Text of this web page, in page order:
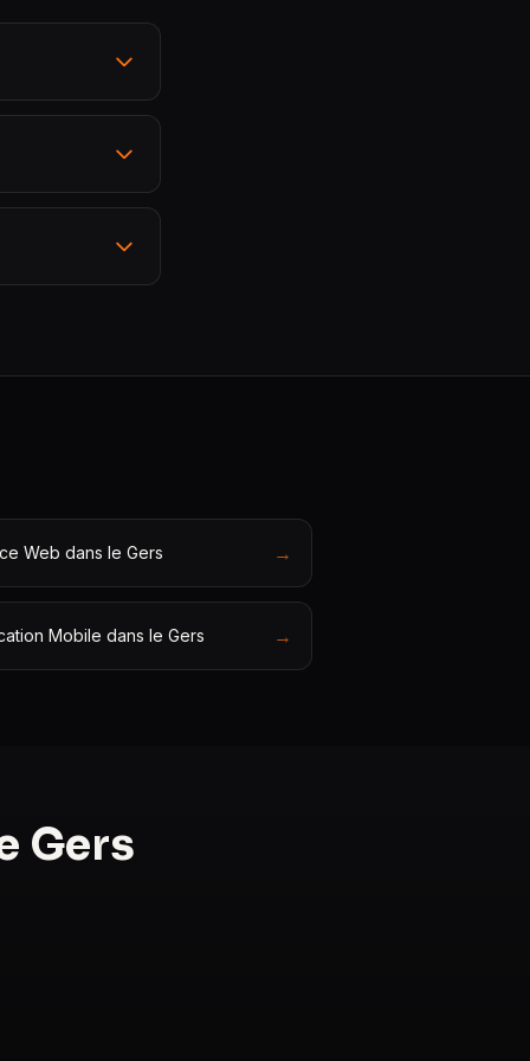
Web dans le Gers →
Mobile dans le Gers →
Gers